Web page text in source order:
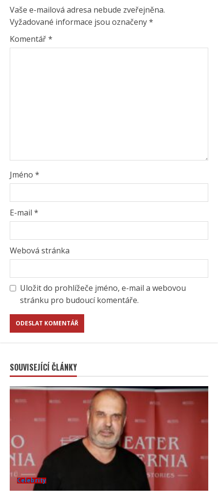
Vaše e-mailová adresa nebude zveřejněna.
Vyžadované informace jsou označeny*
Komentář*
Jméno *
E-mail *
Webová stránka
Uložit do prohlížeče jméno, e-mail a webovou
stránku pro budoucí komentáře.
SOUVISEJÍCÍ ČLÁNKY
Celebrity